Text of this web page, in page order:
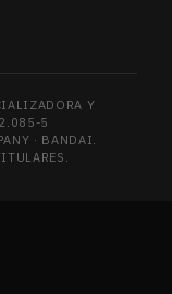
Y
5
· BANDAI.